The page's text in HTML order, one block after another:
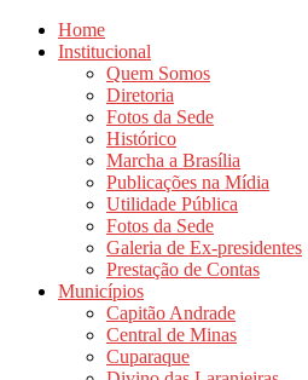
Home
Institucional
Quem Somos
Diretoria
Fotos da Sede
Histórico
Marcha a Brasília
Publicações na Mídia
Utilidade Pública
Fotos da Sede
Galeria de Ex-presidentes
Prestação de Contas
Municípios
Capitão Andrade
Central de Minas
Cuparaque